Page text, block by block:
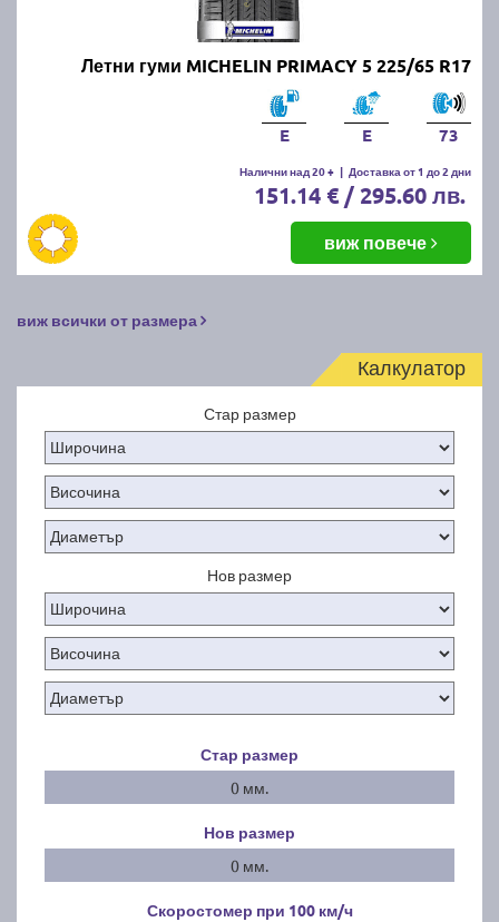
Летни гуми MICHELIN PRIMACY 5 225/65 R17
E E 73
Налични над 20 + | Доставка от 1 до 2 дни
151.14 € / 295.60 лв.
виж повече
виж всички от размера
Калкулатор
Стар размер
Нов размер
Стар размер
0 мм.
Нов размер
0 мм.
Скоростомер при 100 км/ч